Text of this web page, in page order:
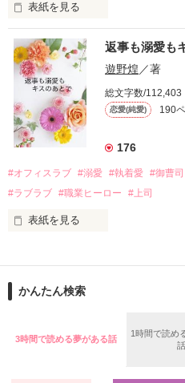
さらに、美桜が初めてだと知っ
『責任をとる、結婚しよう』と
戸惑う美桜とは裏腹に、好きと
甘やかしてくる。
そんなある日、哲平は美桜がス
遭っていることを知る。
美桜を守るため、哲平は同居を
夏木美桜(なつきみお)
鳴海哲平 (なるみてっぺい)
2026.6.5～2026.7.25
＊以前、公開していた話の改稿
表紙を見る
おかしな噂を流されて前の職場
桜は、海外で傷心旅行をしてい
い、酒の勢いもあり一夜限りの
帰国後、美桜は新しい職場で
なんと彼の正体は、とある財閥
れて起業した新進気鋭の実業家
――御影恭司その人だったのだ
なぜか恭司から飼い猫の世話
の関係となってしまい――？
返事も溺愛も
遊野煌／著
総文字数/112,403
恋愛(純愛) 190
176
#オフィスラブ #溺愛 #執着愛 #御曹司
#ラブラブ #職業ヒーロー #上司
表紙を見る
ションの企画戦略室で働いてい
めた、同期で恋人の石垣守（26
守と由羅から『便利屋雛子』と
かんたん検索
3時間で読める夢がある話
1時間で読め
話